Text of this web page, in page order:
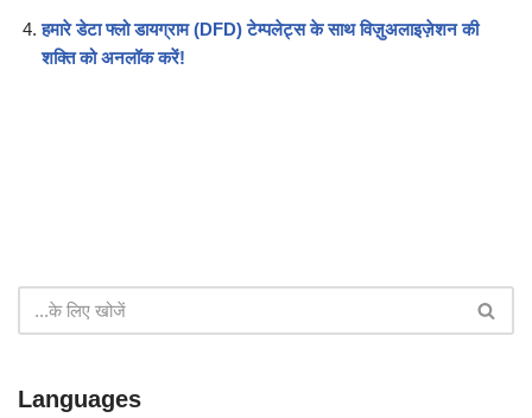
हमारे डेटा फ्लो डायग्राम (DFD) टेम्पलेट्स के साथ विज़ुअलाइज़ेशन की
शक्ति को अनलॉक करें!
Languages